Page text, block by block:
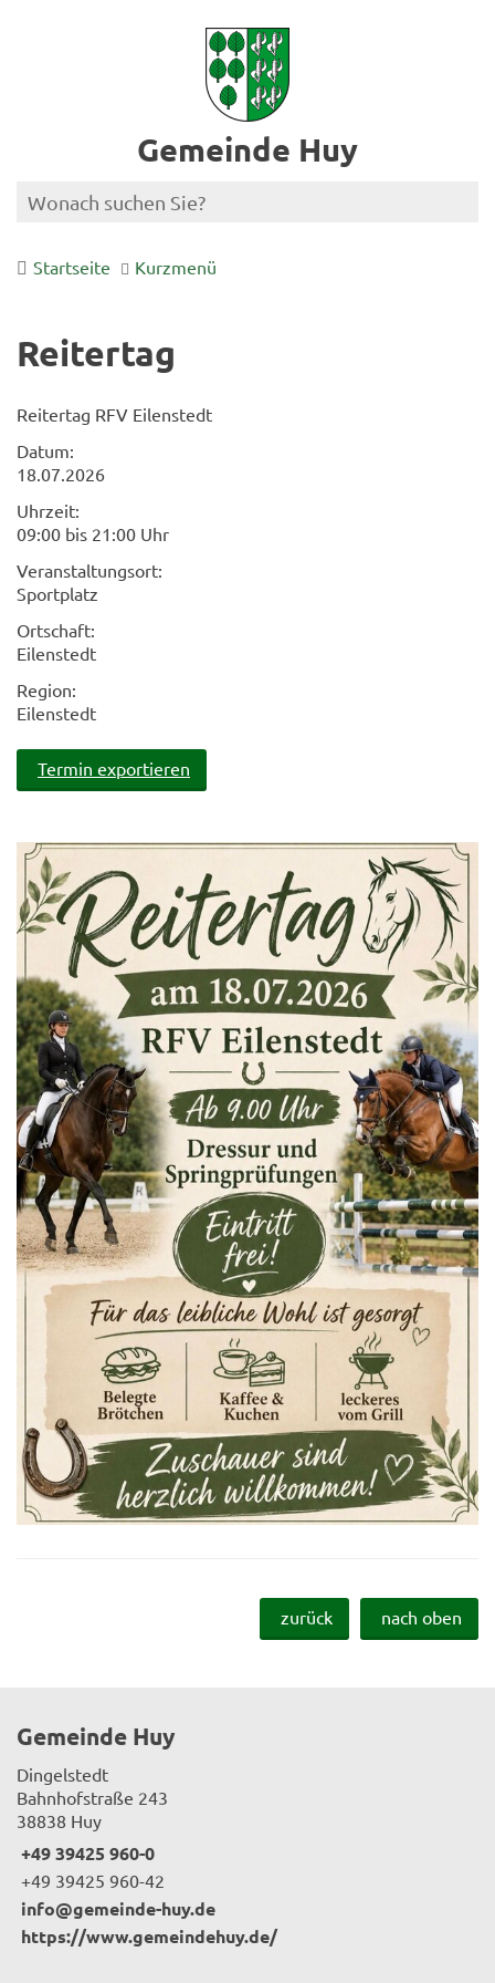
Gemeinde Huy
Startseite Kurzmenü
Reitertag
Reitertag RFV Eilenstedt
Datum:
18.07.2026
Uhrzeit:
09:00 bis 21:00 Uhr
Veranstaltungsort:
Sportplatz
Ortschaft:
Eilenstedt
Region:
Eilenstedt
Termin exportieren
zurück nach oben
Gemeinde Huy
Dingelstedt
Bahnhofstraße 243
38838 Huy
+49 39425 960-0
+49 39425 960-42
info@gemeinde-huy.de
https://www.gemeindehuy.de/